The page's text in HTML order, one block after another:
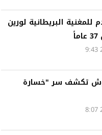
للمغنية البريطانية لورين
تكشف سر "خسارة